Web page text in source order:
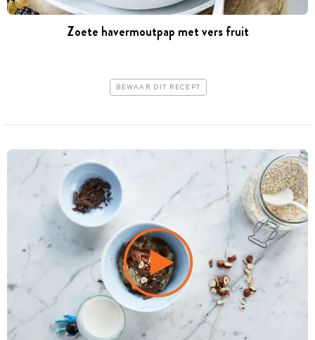
Zoete havermoutpap met vers fruit
BEWAAR DIT RECEPT